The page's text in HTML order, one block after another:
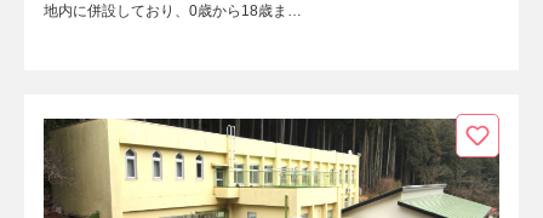
地内に併設しており、0歳から18歳ま…